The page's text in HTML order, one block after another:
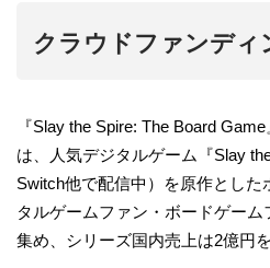
クラウドファンディ
『Slay the Spire: The Board
は、人気デジタルゲーム『Slay
Switch他で配信中）を原作とした
タルゲームファン・ボードゲー
集め、シリーズ国内売上は2億円